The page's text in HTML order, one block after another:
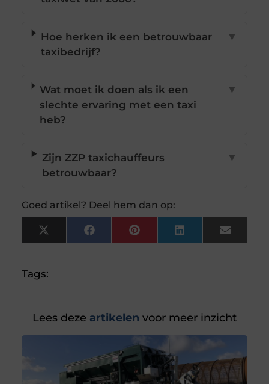
Hoe herken ik een betrouwbaar
taxibedrijf?
▼
Wat moet ik doen als ik een
slechte ervaring met een taxi
heb?
▼
Zijn ZZP taxichauffeurs
betrouwbaar?
▼
Goed artikel? Deel hem dan op:
X
(Twitter)
FacebookPinterestLinkedInEmail
Tags:
Lees deze artikelen voor meer inzicht